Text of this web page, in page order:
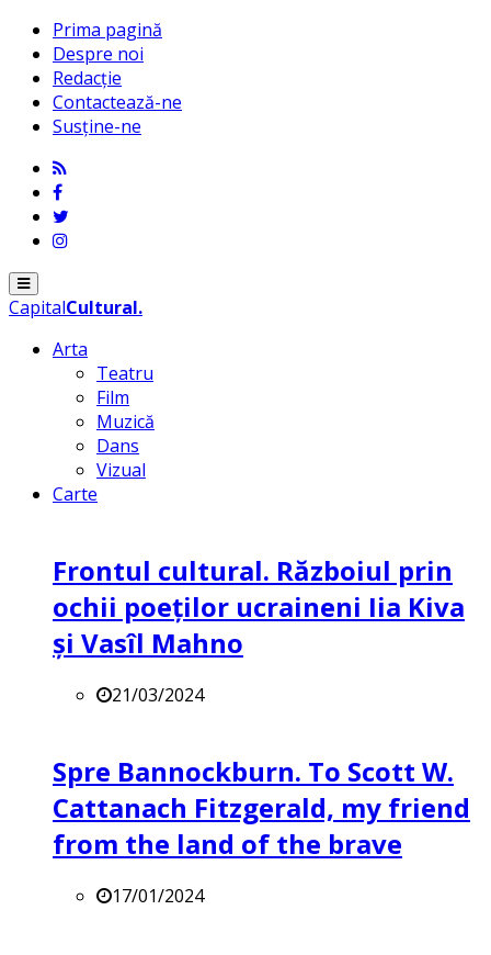
Prima pagină
Despre noi
Redacție
Contactează-ne
Susține-ne
Menu
CapitalCultural.
Arta
Teatru
Film
Muzică
Dans
Vizual
Carte
Frontul cultural. Războiul prin
ochii poeților ucraineni Iia Kiva
și Vasîl Mahno
21/03/2024
Spre Bannockburn. To Scott W.
Cattanach Fitzgerald, my friend
from the land of the brave
17/01/2024